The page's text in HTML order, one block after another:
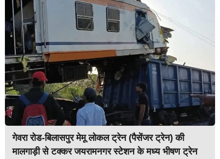
गेवरा रोड-बिलासपुर मेमू लोकल ट्रेन (पैसेंजर ट्रेन) की
मालगाड़ी से टक्कर जयरामनगर स्टेशन के मध्य भीषण ट्रेन